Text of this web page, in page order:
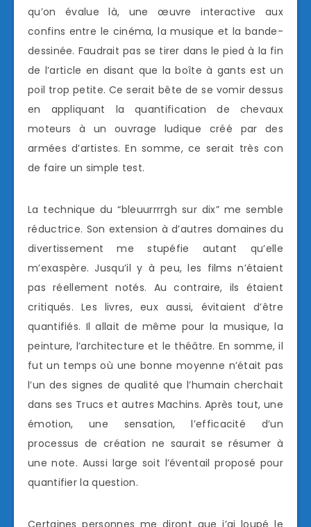
qu’on évalue là, une œuvre interactive aux
confins entre le cinéma, la musique et la bande-
dessinée. Faudrait pas se tirer dans le pied à la fin
de l’article en disant que la boîte à gants est un
poil trop petite. Ce serait bête de se vomir dessus
en appliquant la quantification de chevaux
moteurs à un ouvrage ludique créé par des
armées d’artistes. En somme, ce serait très con
de faire un simple test.
La technique du “bleuurrrrgh sur dix” me semble
réductrice. Son extension à d’autres domaines du
divertissement me stupéfie autant qu’elle
m’exaspère. Jusqu’il y à peu, les films n’étaient
pas réellement notés. Au contraire, ils étaient
critiqués. Les livres, eux aussi, évitaient d’être
quantifiés. Il allait de même pour la musique, la
peinture, l’architecture et le théâtre. En somme, il
fut un temps où une bonne moyenne n’était pas
l’un des signes de qualité que l’humain cherchait
dans ses Trucs et autres Machins. Après tout, une
émotion, une sensation, l’efficacité d’un
processus de création ne saurait se résumer à
une note. Aussi large soit l’éventail proposé pour
quantifier la question.
Certaines personnes me diront que j’ai loupé le